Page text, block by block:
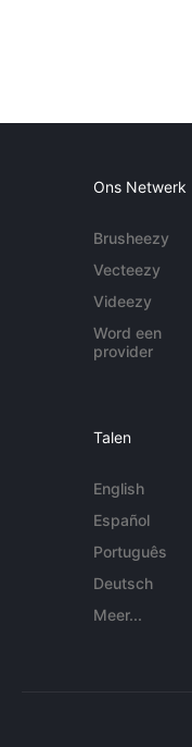
Ons Netwerk
Brusheezy
Vecteezy
Videezy
Word een
provider
Talen
English
Español
Português
Deutsch
Meer...